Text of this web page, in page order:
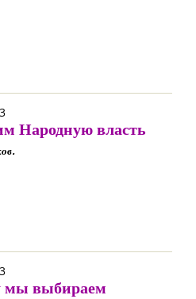
Народную власть
мы выбираем